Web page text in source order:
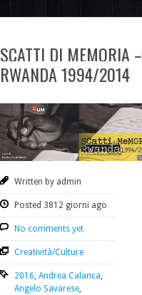
SCATTI DI MEMORIA –
RWANDA 1994/2014
Written by admin
Posted 3812 giorni ago
No comments yet
Creatività/Culture
2016, Andrea Calanca,
Angelo Savarese,